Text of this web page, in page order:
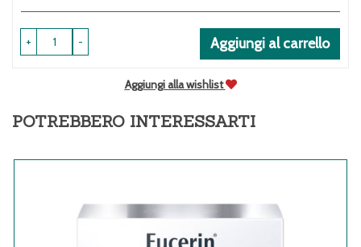
-
+ Aggiungi al carrello
Aggiungi alla wishlist
POTREBBERO INTERESSARTI